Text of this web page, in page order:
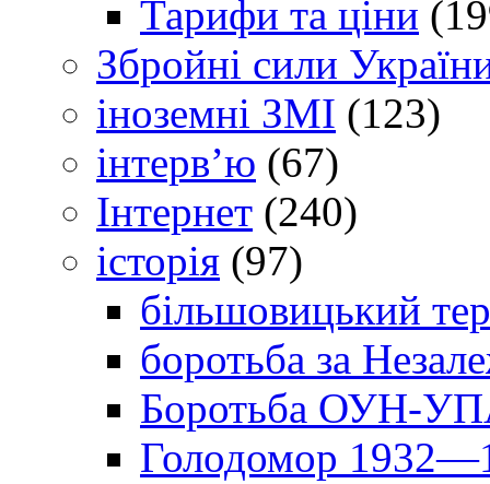
Тарифи та ціни
Збройні сили
іноземні ЗМІ (123)
інтерв’ю (67)
Інтернет (240)
історія (97)
більшовицький
боротьба за
Боротьба ОУН-УПА
Голодомор